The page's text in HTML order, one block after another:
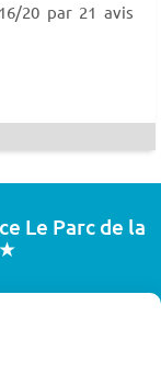
20 par 21 avis
Le Parc de la